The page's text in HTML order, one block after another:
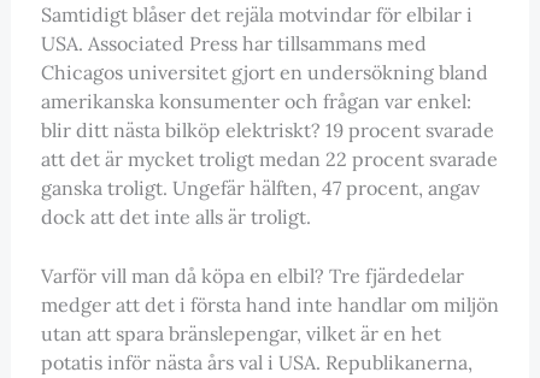
Samtidigt blåser det rejäla motvindar för elbilar i
USA. Associated Press har tillsammans med
Chicagos universitet gjort en undersökning bland
amerikanska konsumenter och frågan var enkel:
blir ditt nästa bilköp elektriskt? 19 procent svarade
att det är mycket troligt medan 22 procent svarade
ganska troligt. Ungefär hälften, 47 procent, angav
dock att det inte alls är troligt.
Varför vill man då köpa en elbil? Tre fjärdedelar
medger att det i första hand inte handlar om miljön
utan att spara bränslepengar, vilket är en het
potatis inför nästa års val i USA. Republikanerna,